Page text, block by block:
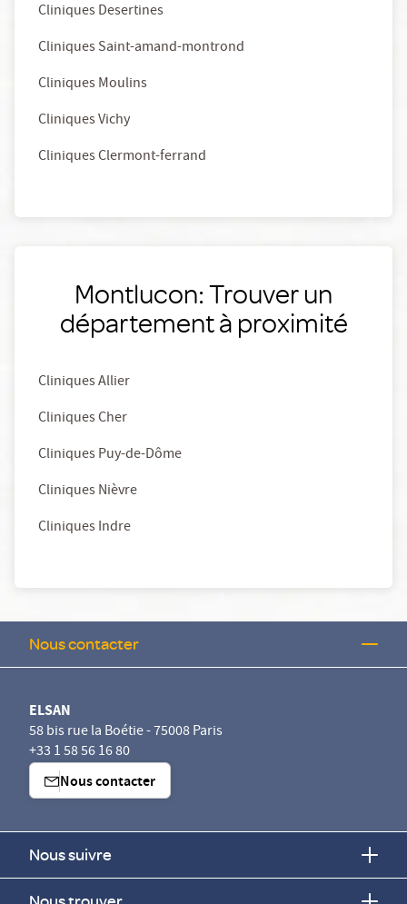
Cliniques Desertines
Cliniques Saint-amand-montrond
Cliniques Moulins
Cliniques Vichy
Cliniques Clermont-ferrand
Montlucon: Trouver un
département à proximité
Cliniques Allier
Cliniques Cher
Cliniques Puy-de-Dôme
Cliniques Nièvre
Cliniques Indre
Nous contacter
ELSAN
58 bis rue la Boétie - 75008 Paris
+33 1 58 56 16 80
Nous contacter
Nous suivre